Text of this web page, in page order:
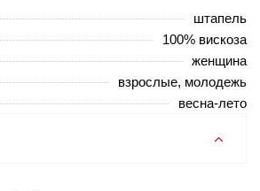
штапель
100% вискоза
женщина
взрослые, молодежь
весна-лето